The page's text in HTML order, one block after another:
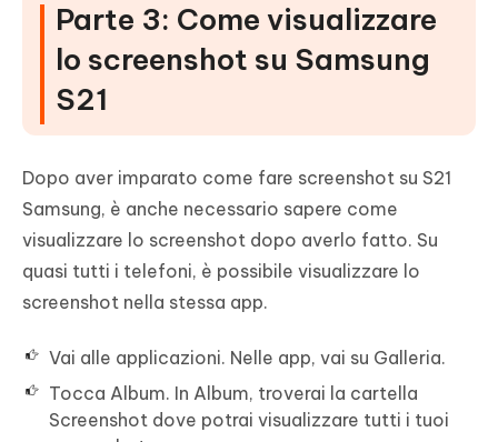
Parte 3: Come visualizzare
lo screenshot su Samsung
S21
Dopo aver imparato come fare screenshot su S21
Samsung, è anche necessario sapere come
visualizzare lo screenshot dopo averlo fatto. Su
quasi tutti i telefoni, è possibile visualizzare lo
screenshot nella stessa app.
Vai alle applicazioni. Nelle app, vai su Galleria.
Tocca Album. In Album, troverai la cartella
Screenshot dove potrai visualizzare tutti i tuoi